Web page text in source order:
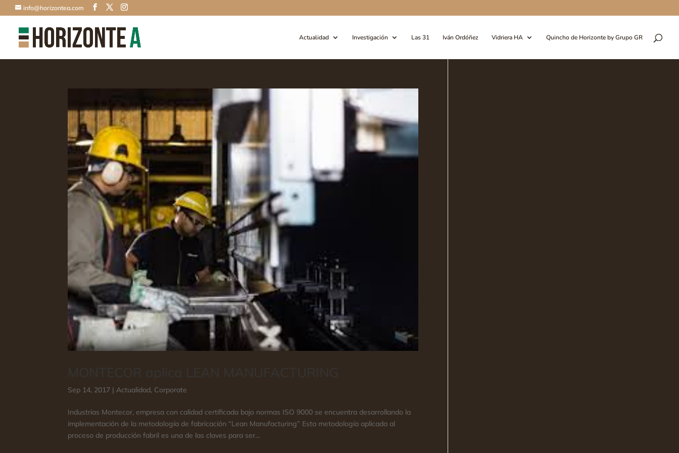
info@horizontea.com
Actualidad Investigación Las 31 Iván Ordóñez Vidriera HA Quincho de Horizonte by Grupo GR
Sep 14, 2017 |Actualidad, Corporate
Industrias Montecor, empresa con calidad certificada bajo normas ISO 9000 se encuentra desarrollando la
implementación de la metodología de fabricación “Lean Manufacturing” Esta metodología aplicada al
proceso de producción fabril es una de las claves para ser...